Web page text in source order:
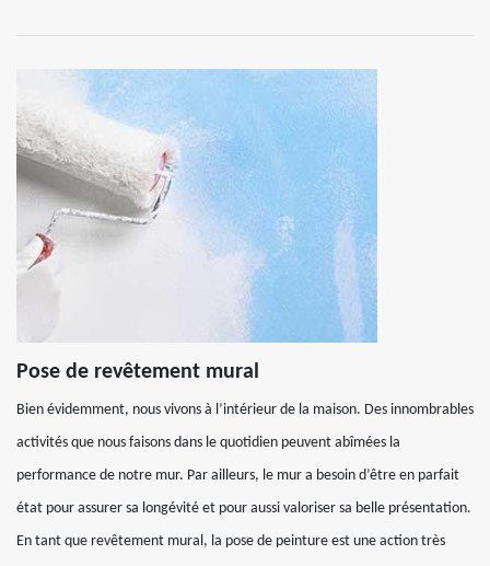
Pose de revêtement mural
Bien évidemment, nous vivons à l’intérieur de la maison. Des innombrables
activités que nous faisons dans le quotidien peuvent abîmées la
performance de notre mur. Par ailleurs, le mur a besoin d’être en parfait
état pour assurer sa longévité et pour aussi valoriser sa belle présentation.
En tant que revêtement mural, la pose de peinture est une action très